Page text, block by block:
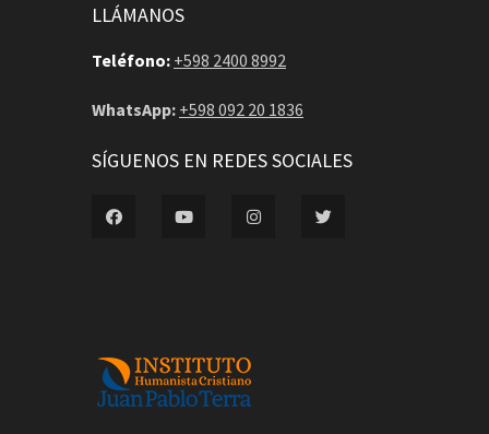
LLÁMANOS
Teléfono: +598 2400 8992
WhatsApp: +598 092 20 1836
SÍGUENOS EN REDES SOCIALES